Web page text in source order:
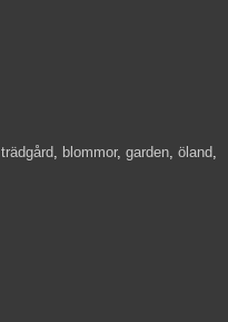
trädgård, blommor, garden, öland,